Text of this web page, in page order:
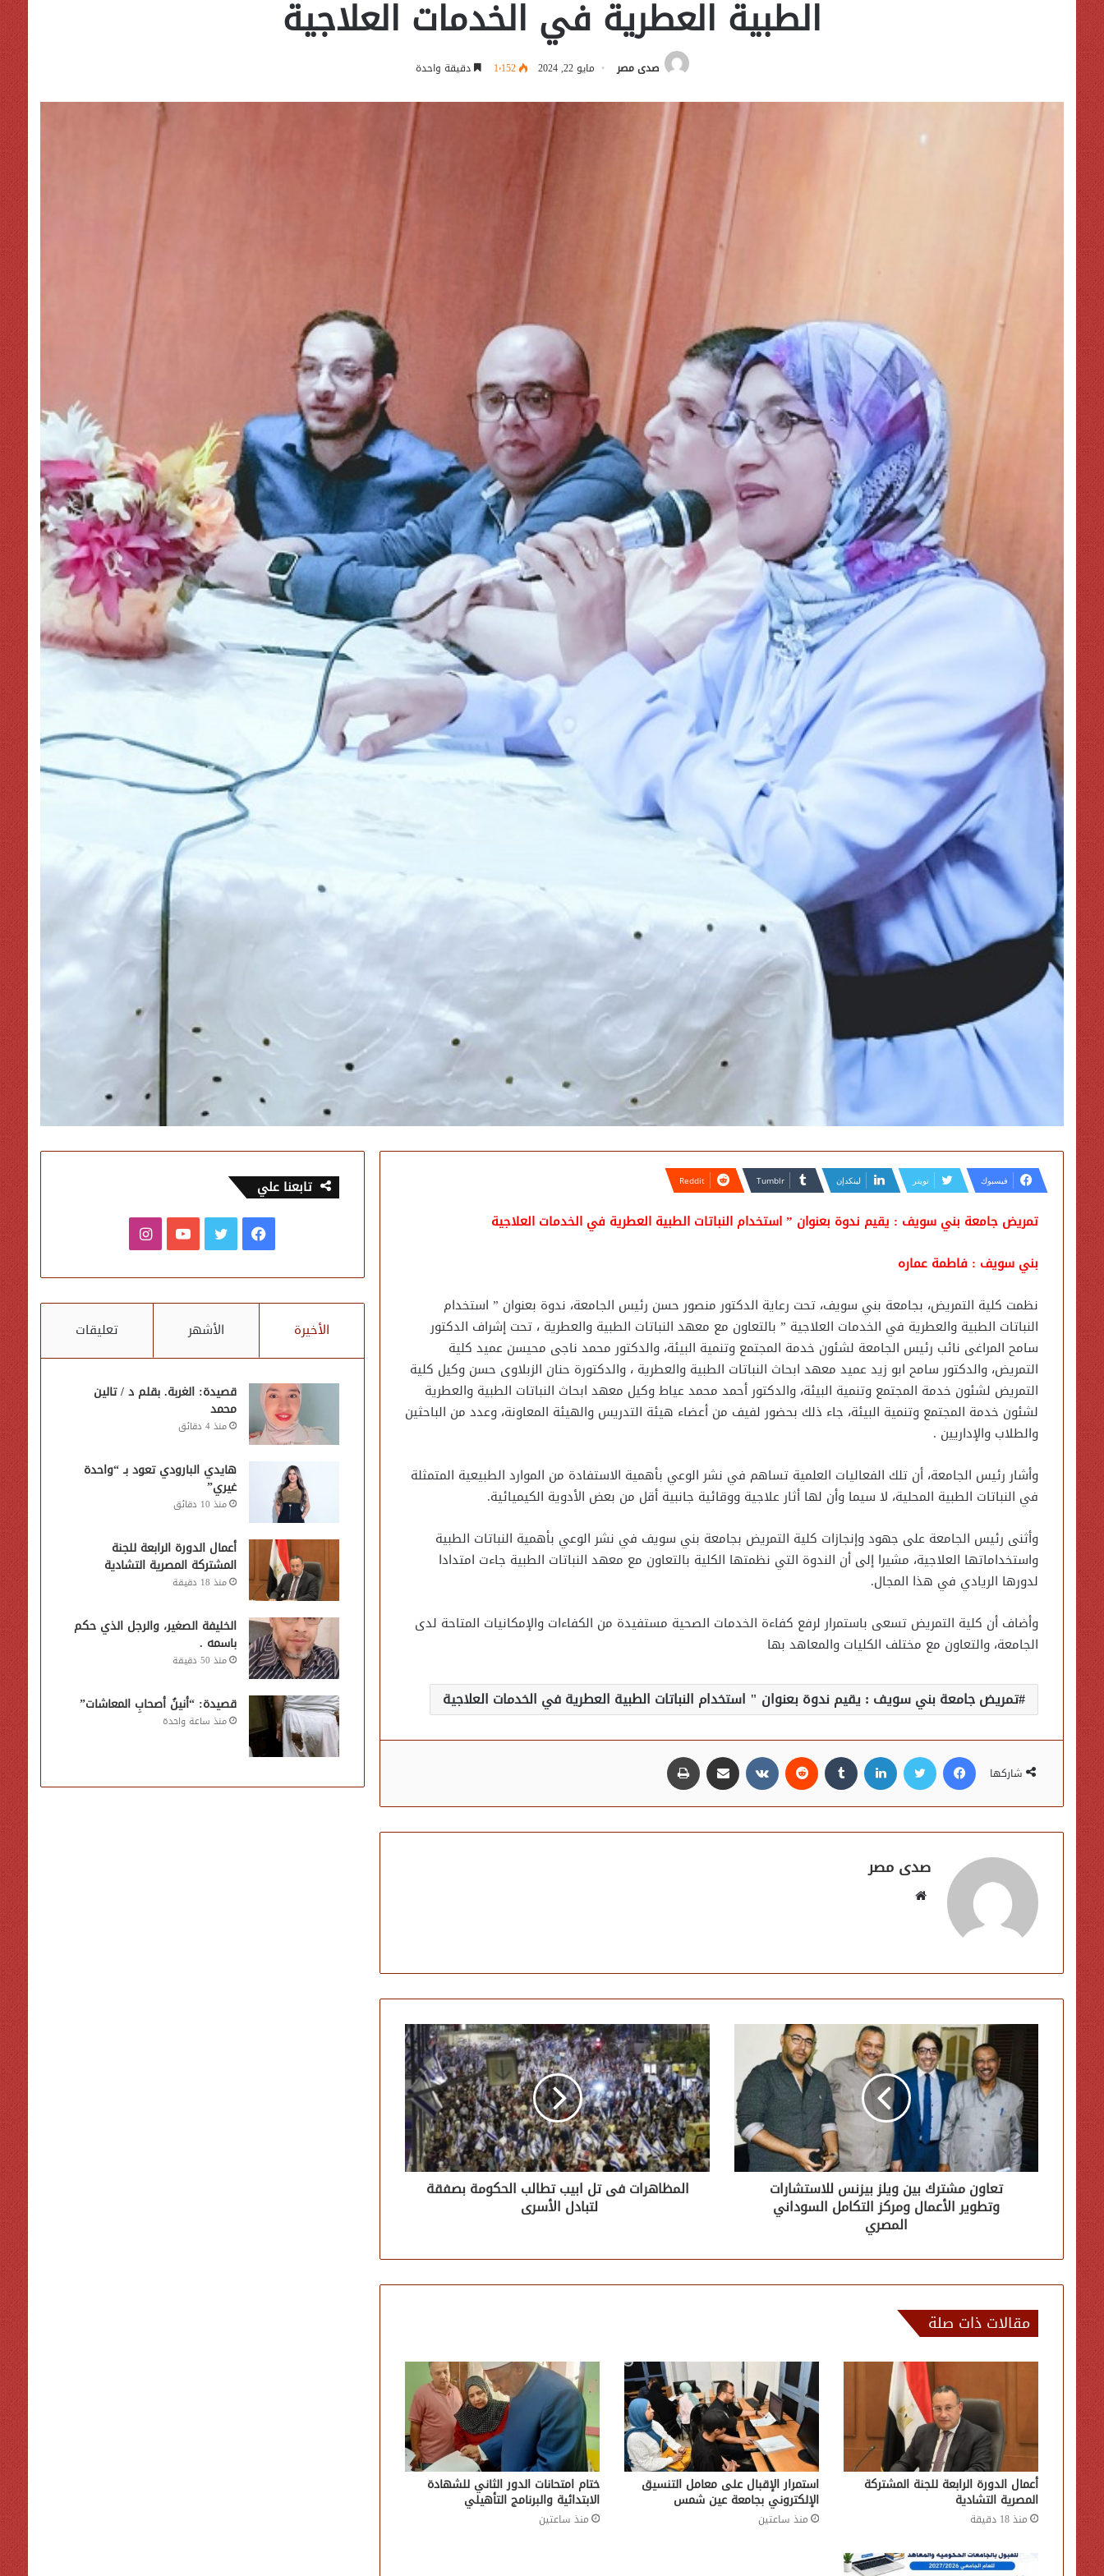
الطبية العطرية في الخدمات العلاجية
صدى مصر مايو 22, 2024 1٬152 دقيقة واحدة
فيسبوك تويتر لينكدإن
تمريض جامعة بني سويف : يقيم ندوة بعنوان ” استخدام النباتات الطبية العطرية في الخدمات العلاجية
بني سويف : فاطمة عماره
نظمت كلية التمريض، بجامعة بني سويف، تحت رعاية الدكتور منصور حسن رئيس الجامعة، ندوة بعنوان ” استخدام
النباتات الطبية والعطرية في الخدمات العلاجية ” بالتعاون مع معهد النباتات الطبية والعطرية ، تحت إشراف الدكتور
سامح المراغى نائب رئيس الجامعة لشئون خدمة المجتمع وتنمية البيئة، والدكتور محمد ناجى محيسن عميد كلية
التمريض، والدكتور سامح ابو زيد عميد معهد ابحاث النباتات الطبية والعطرية ، والدكتورة حنان الزبلاوى حسن وكيل كلية
التمريض لشئون خدمة المجتمع وتنمية البيئة، والدكتور أحمد محمد عياط وكيل معهد ابحاث النباتات الطبية والعطرية
لشئون خدمة المجتمع وتنمية البيئة، جاء ذلك بحضور لفيف من أعضاء هيئة التدريس والهيئة المعاونة، وعدد من الباحثين
والطلاب والإداريين .
وأشار رئيس الجامعة، أن تلك الفعاليات العلمية تساهم في نشر الوعي بأهمية الاستفادة من الموارد الطبيعية المتمثلة
في النباتات الطبية المحلية، لا سيما وأن لها أثار علاجية ووقائية جانبية أقل من بعض الأدوية الكيميائية.
وأثنى رئيس الجامعة على جهود وإنجازات كلية التمريض بجامعة بني سويف في نشر الوعي بأهمية النباتات الطبية
واستخداماتها العلاجية، مشيرا إلى أن الندوة التي نظمتها الكلية بالتعاون مع معهد النباتات الطبية جاءت امتدادا
لدورها الريادي في هذا المجال.
وأضاف أن كلية التمريض تسعى باستمرار لرفع كفاءة الخدمات الصحية مستفيدة من الكفاءات والإمكانيات المتاحة لدى
الجامعة، والتعاون مع مختلف الكليات والمعاهد بها
تمريض جامعة بني سويف : يقيم ندوة بعنوان " استخدام النباتات الطبية العطرية في الخدمات العلاجية
شاركها
فيسبوك تويتر لينكدإن مشاركة عبر البريد
صدى مصر
موقع
تعاون مشترك بين ويلز بيزنس للاستشارات
وتطوير الأعمال ومركز التكامل السوداني
المصري
المظاهرات فى تل ابيب تطالب الحكومة بصفقة
لتبادل الأسرى
مقالات ذات صلة
أعمال الدورة الرابعة للجنة المشتركة
المصرية التشادية
منذ 18 دقيقة
استمرار الإقبال على معامل التنسيق
الإلكتروني بجامعة عين شمس
منذ ساعتين
ختام امتحانات الدور الثاني للشهادة
الابتدائية والبرنامج التأهيلي
منذ ساعتين
تابعنا علي
فيسبوكتويتر يوتيوبانستقرام
الأخيرة الأشهر تعليقات
قصيدة: الغربة. بقلم د / تالين
محمد
منذ 4 دقائق
هايدي البارودي تعود بـ “واحدة
غيري”
منذ 10 دقائق
أعمال الدورة الرابعة للجنة
المشتركة المصرية التشادية
منذ 18 دقيقة
الخليفة الصغير، والرجل الذي حكم
باسمه .
منذ 50 دقيقة
قصيدة: “أنينُ أصحابِ المعاشات”
منذ ساعة واحدة